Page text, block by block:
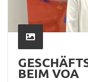
BEIM VOA